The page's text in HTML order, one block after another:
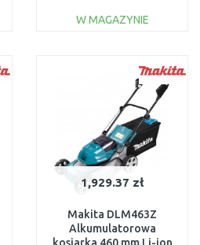
W MAGAZYNIE
Do porównania
1,929.37 zł
Makita DLM463Z
Alkumulatorowa